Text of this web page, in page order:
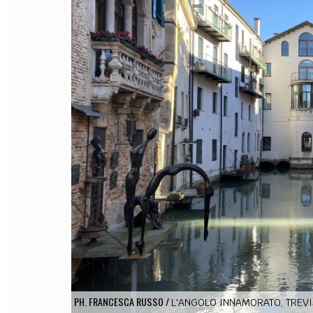
FILODIRITTO
PH. FRANCESCA RUSSO/ L'ANGOLO INNAMORATO,